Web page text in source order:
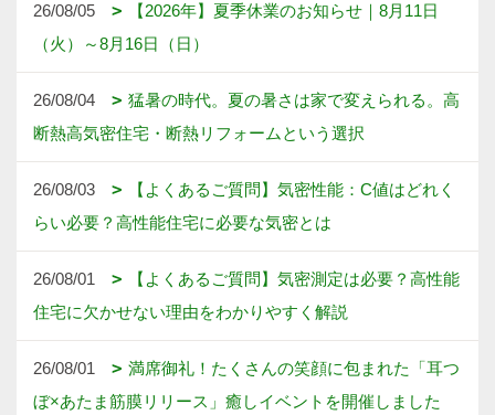
26/08/05
【2026年】夏季休業のお知らせ｜8月11日
（火）～8月16日（日）
26/08/04
猛暑の時代。夏の暑さは家で変えられる。高
断熱高気密住宅・断熱リフォームという選択
26/08/03
【よくあるご質問】気密性能：C値はどれく
らい必要？高性能住宅に必要な気密とは
26/08/01
【よくあるご質問】気密測定は必要？高性能
住宅に欠かせない理由をわかりやすく解説
26/08/01
満席御礼！たくさんの笑顔に包まれた「耳つ
ぼ×あたま筋膜リリース」癒しイベントを開催しました